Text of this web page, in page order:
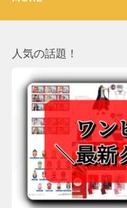
人気の話題！